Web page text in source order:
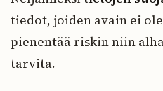
tiedot, joiden avain ei
pienentää riskin niin
tarvita.